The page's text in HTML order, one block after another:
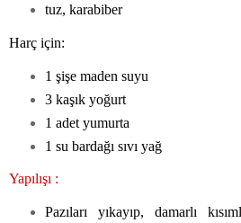
tuz, karabiber
Harç için:
1 şişe maden suyu
3 kaşık yoğurt
1 adet yumurta
1 su bardağı sıvı yağ
Yapılışı :
Pazıları yıkayıp, damarlı